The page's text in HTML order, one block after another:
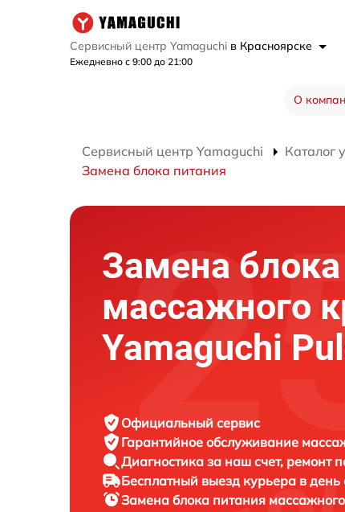
Сервисный центр Yamaguchi в Красноярске
Ежедневно с 9:00 до 21:00
О
Сервисный центр Yamaguchi Каталог
Замена блока питания
Замена
массажного
Yamaguchi
Официальный сервис
Гарантийное обслуживание
Диагностика за наш счет, ремонт
Бесплатный выезд курьера в
Замена блока питания